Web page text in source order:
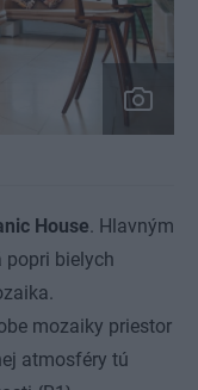
House. Hlavným
popri bielych
mozaiky priestor
atmosféry tú